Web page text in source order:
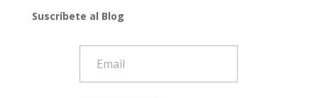
Suscríbete al Blog